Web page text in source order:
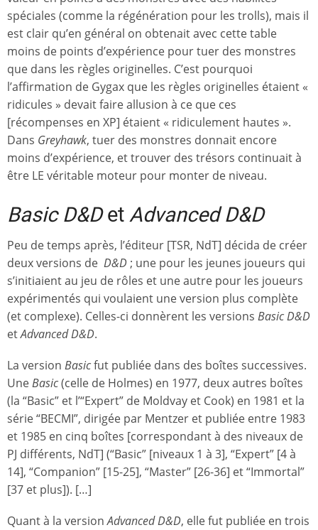
spéciales (comme la régénération pour les trolls), mais il
est clair qu’en général on obtenait avec cette table
moins de points d’expérience pour tuer des monstres
que dans les règles originelles. C’est pourquoi
l’affirmation de Gygax que les règles originelles étaient «
ridicules » devait faire allusion à ce que ces
[récompenses en XP] étaient « ridiculement hautes ».
Dans Greyhawk, tuer des monstres donnait encore
moins d’expérience, et trouver des trésors continuait à
être LE véritable moteur pour monter de niveau.
Basic D&Det Advanced D&D
Peu de temps après, l’éditeur [TSR, NdT] décida de créer
deux versions de D&D ; une pour les jeunes joueurs qui
s’initiaient au jeu de rôles et une autre pour les joueurs
expérimentés qui voulaient une version plus complète
(et complexe). Celles-ci donnèrent les versions Basic D&D
etAdvanced D&D.
La version Basicfut publiée dans des boîtes successives.
UneBasic(celle de Holmes) en 1977, deux autres boîtes
(la “Basic” et l’“Expert” de Moldvay et Cook) en 1981 et la
série “BECMI”, dirigée par Mentzer et publiée entre 1983
et 1985 en cinq boîtes [correspondant à des niveaux de
PJ différents, NdT] (“Basic” [niveaux 1 à 3], “Expert” [4 à
14], “Companion” [15-25], “Master” [26-36] et “Immortal”
[37 et plus]). […]
Quant à la versionAdvanced D&D, elle fut publiée en trois